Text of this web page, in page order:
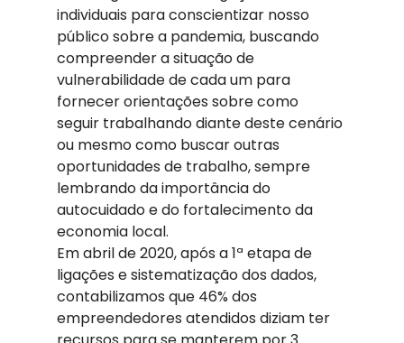
individuais para conscientizar nosso
público sobre a pandemia, buscando
compreender a situação de
vulnerabilidade de cada um para
fornecer orientações sobre como
seguir trabalhando diante deste cenário
ou mesmo como buscar outras
oportunidades de trabalho, sempre
lembrando da importância do
autocuidado e do fortalecimento da
economia local.
Em abril de 2020, após a 1ª etapa de
ligações e sistematização dos dados,
contabilizamos que 46% dos
empreendedores atendidos diziam ter